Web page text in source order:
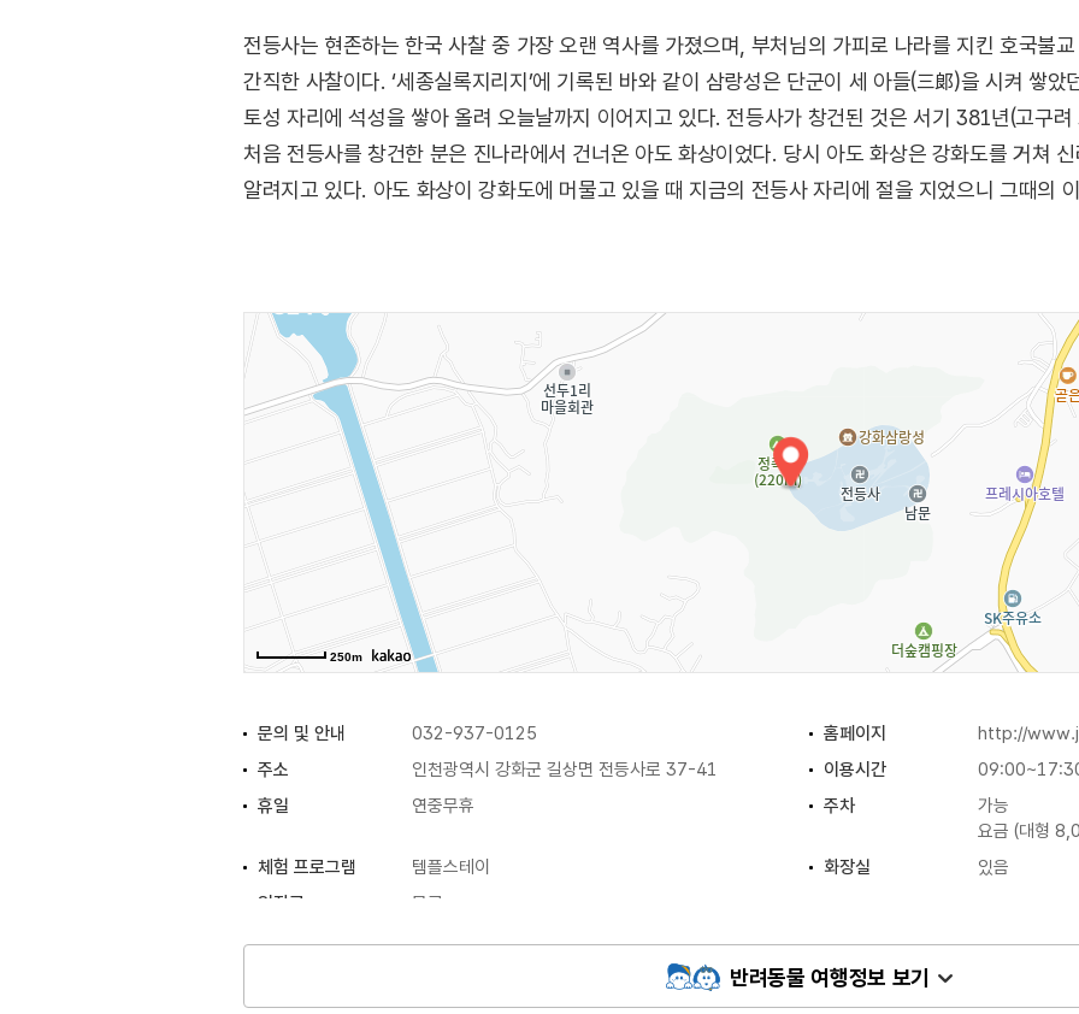
전등사는 현존하는 한국 사찰 중 가장 오랜 역사를 가졌으며, 부처님의 가피로 나라를 지킨 호국불
간직한 사찰이다. ‘세종실록지리지’에 기록된 바와 같이 삼랑성은 단군이 세 아들(三郞)을 시켜 쌓
토성 자리에 석성을 쌓아 올려 오늘날까지 이어지고 있다. 전등사가 창건된 것은 서기 381년(고구
처음 전등사를 창건한 분은 진나라에서 건너온 아도 화상이었다. 당시 아도 화상은 강화도를 거쳐
알려지고 있다. 아도 화상이 강화도에 머물고 있을 때 지금의 전등사 자리에 절을 지었으니 그때의
전등사에는 대웅전, 약사전, 범종 등 대한민국의 보물이 있고, 조선왕조실록을 보관했던 정족사고
전등사가 호국불교의 진원지임을 증명하는 양헌수승전비가 있다. 병인양요 때 전략적 요충지였던
물리치고 나라를 위기에서 구한 양헌수 장군의 공적을 기념하기 위해 고종 10년인 1873년에 건립
템플스테이가 준비되어 있으며, 당일형, 체험형, 휴식형으로 나뉘어 있다. 당일형은 짧은 시간 틈을
있도록 구성되어 있고, 체험형은 계절 또는 참가자들의 특성에 따라 사찰마다 조금씩 다른 프로그
사찰에 머물며 지친 몸과 마음을 잠시 쉴 수 있도록 도와주는 프로그램이다.
250m
문의 및 안내 032-937-0125 홈페이지
http://
주소
인천광역시 강화군 길상면 전등사로 37-41 이용시간
휴일
연중무휴 주차
가능
요금 (대형
체험 프로그램
템플스테이 화장실
있음
입장료
무료
반려동물 여행정보 보기